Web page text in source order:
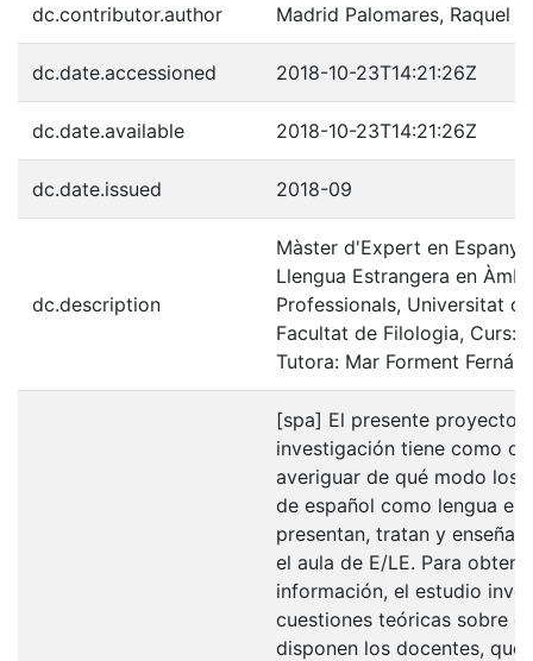
dc.contributor.author Madrid Palomares, Raquel
dc.date.accessioned 2018-10-23T14:21:26Z
dc.date.available 2018-10-23T14:21:26Z
dc.date.issued 2018-09
dc.description
Màster d'Expert en
Llengua Estrangera en
Professionals, Universitat
Facultat de Filologia, Curs:
Tutora: Mar Forment
[spa] El presente proyecto
investigación tiene como
averiguar de qué modo los
de español como lengua
presentan, tratan y
el aula de E/LE. Para
información, el estudio
cuestiones teóricas sobre
disponen los docentes, qué